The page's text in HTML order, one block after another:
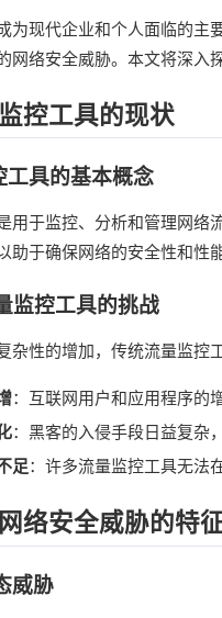
为现代企业和个人面临的主
网络安全威胁。本文将深入
控工具的现状
工具的基本概念
用于监控、分析和管理网络
助于确保网络的安全性和性
监控工具的挑战
杂性的增加，传统流量监控
：互联网用户和应用程序的
：黑客的入侵手段日益复杂
足：许多流量监控工具无法
络安全威胁的特
威胁